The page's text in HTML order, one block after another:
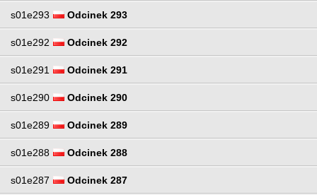
s01e293 Odcinek 293
s01e292 Odcinek 292
s01e291 Odcinek 291
s01e290 Odcinek 290
s01e289 Odcinek 289
s01e288 Odcinek 288
s01e287 Odcinek 287